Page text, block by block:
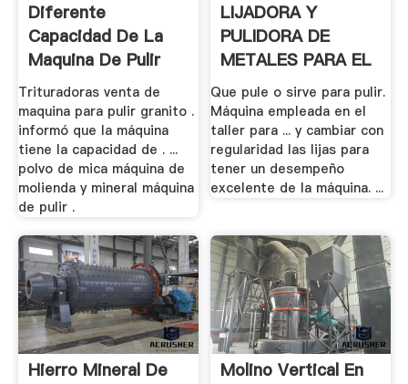
Diferente
Capacidad De La
Maquina De Pulir
Trituradoras venta de
maquina para pulir granito .
informó que la máquina
tiene la capacidad de . ...
polvo de mica máquina de
molienda y mineral máquina
de pulir .
LIJADORA Y
PULIDORA DE
METALES PARA EL
.
Que pule o sirve para pulir.
Máquina empleada en el
taller para ... y cambiar con
regularidad las lijas para
tener un desempeño
excelente de la máquina. ...
Hierro Mineral De
Molino Vertical En